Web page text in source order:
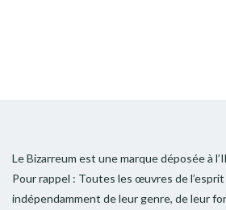
Le Bizarreum est une marque déposée à
Pour rappel : Toutes les œuvres de
indépendamment de leur genre, de leur